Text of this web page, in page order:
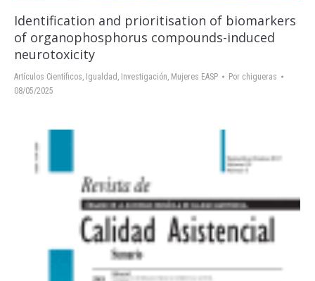
Identification and prioritisation of biomarkers
of organophosphorus compounds-induced
neurotoxicity
Artículos Científicos, Igualdad , Investigación, Mujeres EASP Por chigueras
08/05/2025